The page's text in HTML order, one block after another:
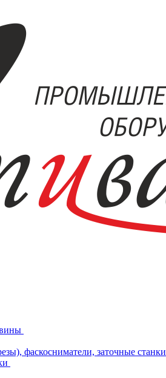
фаскосниматели, заточные станки